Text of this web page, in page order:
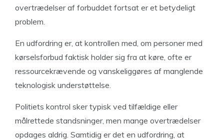
overtrædelser af forbuddet fortsat er et betydeligt
problem.
En udfordring er, at kontrollen med, om personer med
kørselsforbud faktisk holder sig fra at køre, ofte er
ressourcekrævende og vanskeliggøres af manglende
teknologisk understøttelse.
Politiets kontrol sker typisk ved tilfældige eller
målrettede standsninger, men mange overtrædelser
opdages aldrig. Samtidig er det en udfordring, at